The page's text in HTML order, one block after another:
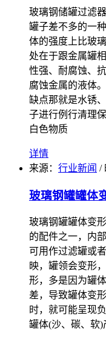
玻璃钢储罐过滤
罐子差不多的一
体的强度上比玻
处在于跟金属罐
性强、耐腐蚀、
腐蚀金属的液体
缺点那就是水锈
子进行例行清理
白色物质
详情
来源： 行业新闻 /
玻璃钢罐罐体
玻璃钢罐罐体变
的配件之一，内
可用作过滤罐或
映，罐领会变形
形，多是因为罐
差，导致罐体变
时，就可能呈现
罐体(沙、碳、软